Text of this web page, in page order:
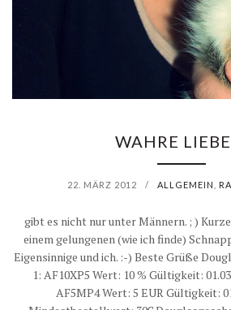
WAHRE LIEBE
22. MÄRZ 2012 / ALLGEMEIN
gibt es nicht nur unter Männern. ; )
einem gelungenen (wie ich finde)
Eigensinnige und ich. :-) Beste Grüße
1: AF10XP5 Wert: 10 % Gültigkeit:
AF5MP4 Wert: 5 EUR Gültigkeit: